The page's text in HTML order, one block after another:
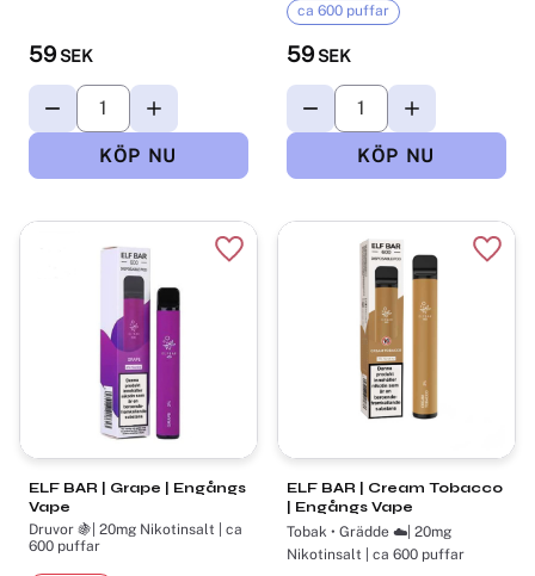
59 SEK 59 SEK
ca 600 puffar
ELF BAR | Grape | Engångs
Vape
Druvor 🍇| 20mg Nikotinsalt | ca
600 puffar
Lägg till i favoriter
ELF BAR | Cream Tobacco
| Engångs Vape
Tobak • Grädde ☁️| 20mg
Nikotinsalt | ca 600 puffar